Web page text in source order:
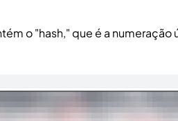
o "hash," que é a numeração